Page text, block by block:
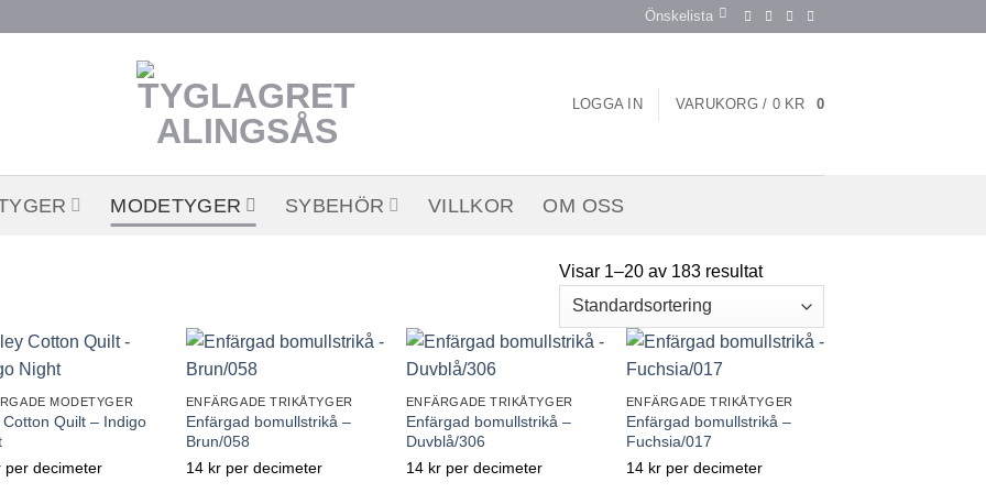
Önskelista
LOGGA IN VARUKORG / 0 KR 0
MODETYGER SYBEHÖR VILLKOR OM OSS
Visar 1–20 av 183 resultat
MODETYGER
Cotton Quilt – Indigo
per decimeter
ENFÄRGADE TRIKÅTYGER
Enfärgad bomullstrikå –
Brun/058
14 kr per decimeter
ENFÄRGADE TRIKÅTYGER
Enfärgad bomullstrikå –
Duvblå/306
14 kr per decimeter
ENFÄRGADE TRIKÅTYGER
Enfärgad bomullstrikå –
Fuchsia/017
14 kr per decimeter